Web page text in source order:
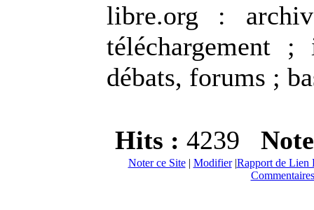
libre.org :
téléchargement
débats, forums ;
Hits : 4239 Note
Noter ce Site| Modifier|Rapport de Lien